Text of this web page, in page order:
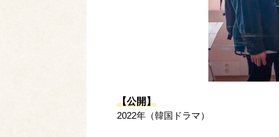
【公開】
2022年（韓国ドラマ）